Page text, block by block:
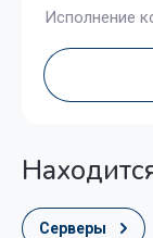
Исполнение
Серверы